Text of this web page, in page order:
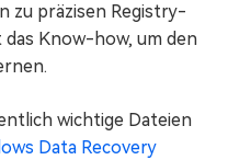
zu präzisen Registry-
Know-how, um den
wichtige Dateien
Data Recovery